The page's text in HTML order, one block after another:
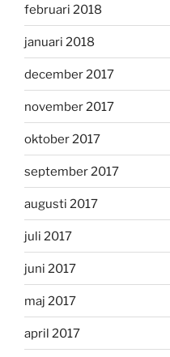
februari 2018
januari 2018
december 2017
november 2017
oktober 2017
september 2017
augusti 2017
juli 2017
juni 2017
maj 2017
april 2017